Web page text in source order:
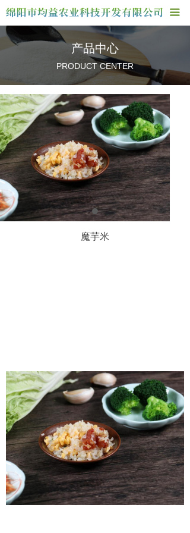
끀
首页
关于我们
厂房车间
联系我们
产品中心
PRODUCT CENTER
魔芋米